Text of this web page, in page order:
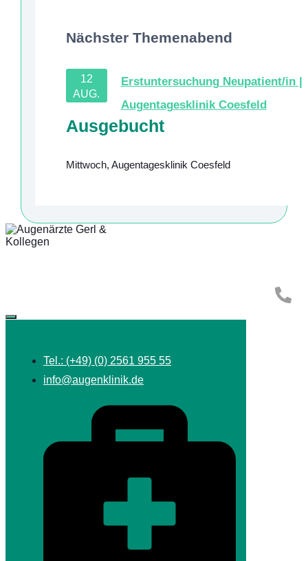
Nächster Themenabend
12
AUG.
Erstuntersuchung Neupatient/in |
Augentagesklinik Coesfeld
Ausgebucht
Mittwoch, Augentagesklinik Coesfeld
Tel.: (+49) (0) 2561 955 55
info@augenklinik.de